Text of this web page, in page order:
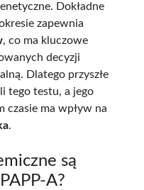
Dokładne
zapewnia
, co ma kluczowe
decyzji
Dlatego przyszłe
tego testu, a jego
czasie ma wpływ na
.
są
A?